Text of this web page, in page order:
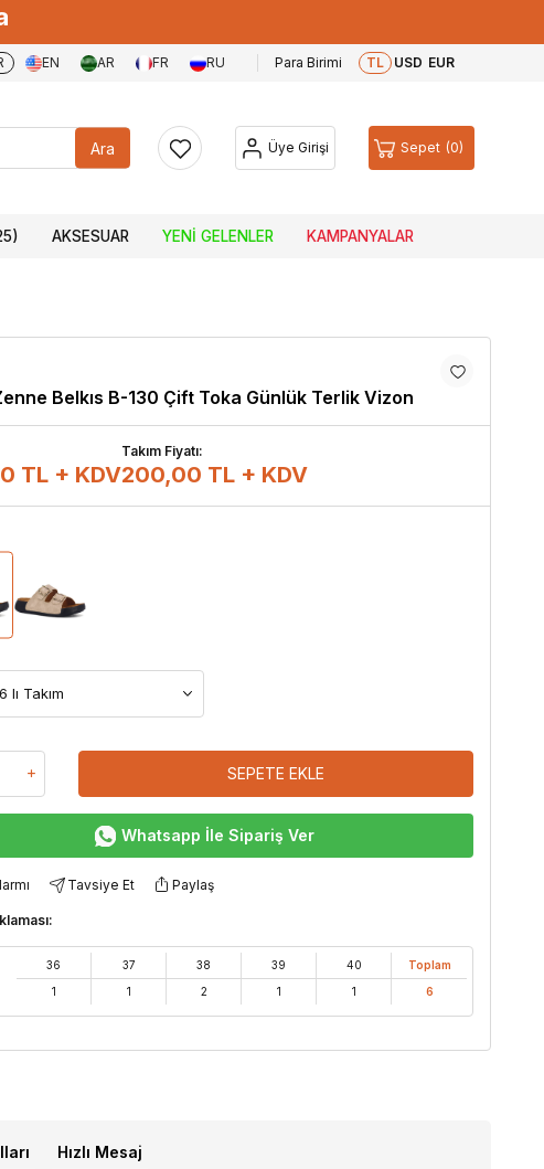
EN AR FR RU Para Birimi TL USD EUR
Ara Üye Girişi Sepet 0
AKSESUAR YENI GELENLER KAMPANYALAR
Belkıs B-130 Çift Toka Günlük Terlik Vizon
TL + KDV
Takım Fiyatı:
200,00 TL + KDV
SEPETE EKLE
Whatsapp İle Sipariş Ver
Tavsiye Et Paylaş
36
1
37
1
38
2
39
1
40
1
Toplam
6
Hızlı Mesaj